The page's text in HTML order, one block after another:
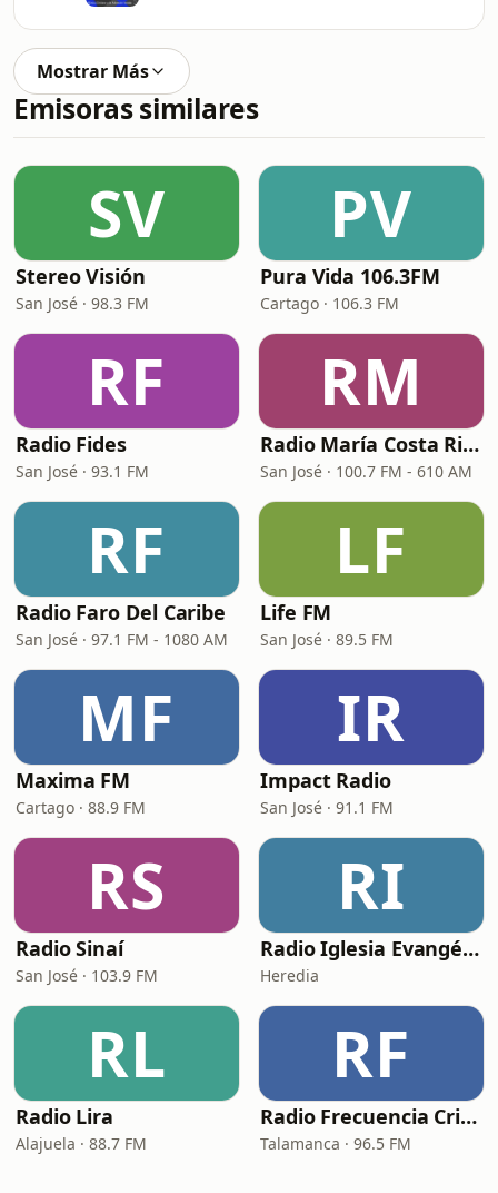
Mostrar Más
Emisoras similares
SV
Stereo Visión
San José · 98.3 FM
PV
Pura Vida 106.3FM
Cartago · 106.3 FM
RF
Radio Fides
San José · 93.1 FM
RM
Radio María Costa Rica
San José · 100.7 FM - 610 AM
RF
Radio Faro Del Caribe
San José · 97.1 FM - 1080 AM
LF
Life FM
San José · 89.5 FM
MF
Maxima FM
Cartago · 88.9 FM
IR
Impact Radio
San José · 91.1 FM
RS
Radio Sinaí
San José · 103.9 FM
RI
Radio Iglesia Evangélica Dios Te Ama
Heredia
RL
Radio Lira
Alajuela · 88.7 FM
RF
Radio Frecuencia Cristiana
Talamanca · 96.5 FM